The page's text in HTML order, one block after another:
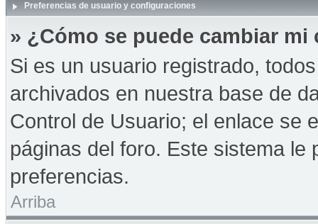
Preferencias de usuario y configuraciones
» ¿Cómo se puede cambiar
Si es un usuario registrado,
archivados en nuestra base de
Control de Usuario; el enlace se
páginas del foro. Este sistema
preferencias.
Arriba